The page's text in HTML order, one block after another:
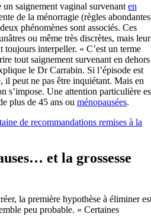
saignement vaginal survenant en
de la ménorragie (règles
phénomènes sont associés. Ces
ou même très discrètes, mais leur
interpeller. « C’est un terme
tout saignement survenant en dehors
le Dr Carrabin. Si l’épisode est
il peut ne pas être inquiétant. Mais en
s’impose. Une attention particulière
plus de 45 ans ou ménopausées.
de recommandations remises à la
et la grossesse
la première hypothèse à éliminer
peu probable. « Certaines